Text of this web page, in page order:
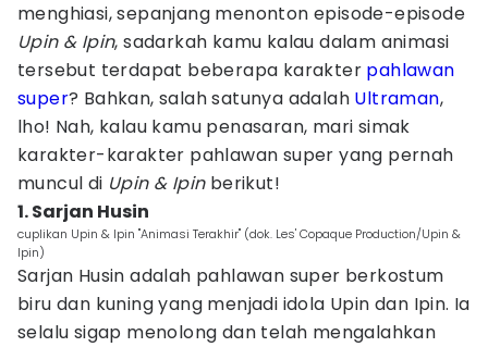
menghiasi, sepanjang menonton episode-episode
Upin & Ipin, sadarkah kamu kalau dalam animasi
tersebut terdapat beberapa karakter pahlawan
super? Bahkan, salah satunya adalah Ultraman,
lho! Nah, kalau kamu penasaran, mari simak
karakter-karakter pahlawan super yang pernah
muncul di Upin & Ipinberikut!
1. Sarjan Husin
cuplikan Upin & Ipin "Animasi Terakhir" (dok. Les' Copaque Production/Upin &
Ipin)
Sarjan Husin adalah pahlawan super berkostum
biru dan kuning yang menjadi idola Upin dan Ipin. Ia
selalu sigap menolong dan telah mengalahkan